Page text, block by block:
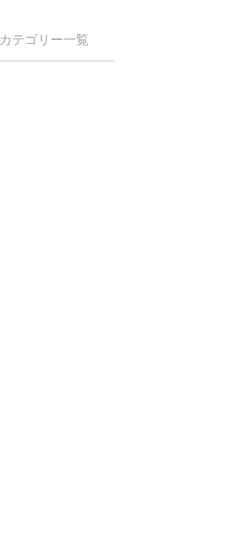
カテゴリー一覧